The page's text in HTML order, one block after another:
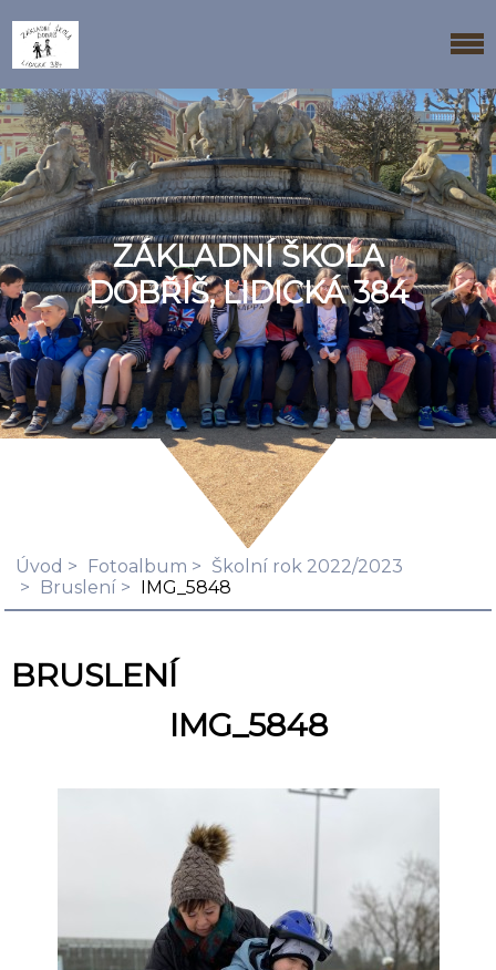
ZÁKLADNÍ ŠKOLA
DOBŘÍŠ, LIDICKÁ 384
Úvod Fotoalbum
Školní rok 2022/2023
Bruslení
IMG_5848
BRUSLENÍ
IMG_5848